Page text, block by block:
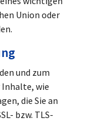
Union oder
und zum
wie
die Sie an
bzw. TLS-